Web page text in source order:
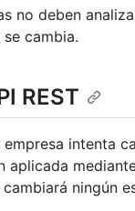
no deben
cambia.
REST
intenta
ningún